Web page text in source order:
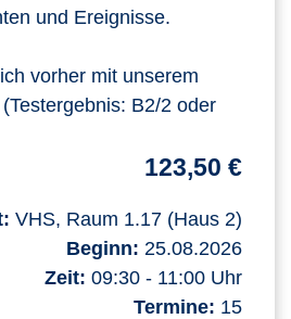
und Ereignisse.
vorher mit unserem
(Testergebnis: B2/2 oder
123,50 €
VHS, Raum 1.17 (Haus 2)
Beginn: 25.08.2026
Zeit: 09:30 - 11:00 Uhr
Termine: 15